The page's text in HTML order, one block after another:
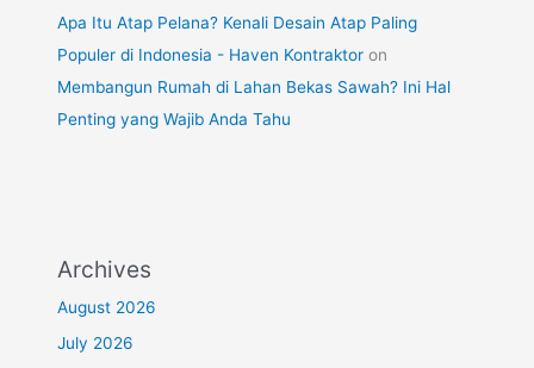
Apa Itu Atap Pelana? Kenali Desain Atap Paling
Populer di Indonesia - Haven Kontraktor on
Membangun Rumah di Lahan Bekas Sawah? Ini Hal
Penting yang Wajib Anda Tahu
Archives
August 2026
July 2026